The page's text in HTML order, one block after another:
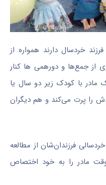
خردسال دارند همواره از
از جمع‌ها ودورهمی ها کنار
مادر با کودک زیر دو سال یا
را پرت می‌کند و هم دیگران
فرزندان‌شان از مطالعه
مادر را به خود اختصاص